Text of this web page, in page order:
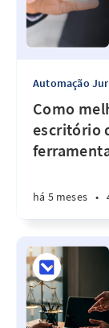
Automação
Como
escritório
há 5 meses •